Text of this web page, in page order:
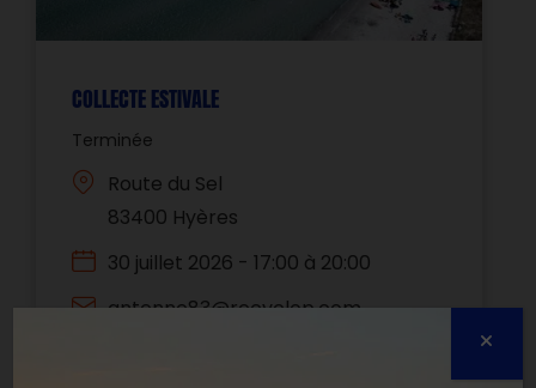
COLLECTE ESTIVALE
Terminée
Route du Sel
83400 Hyères
30 juillet 2026 - 17:00 à 20:00
antenne83@recyclop.com